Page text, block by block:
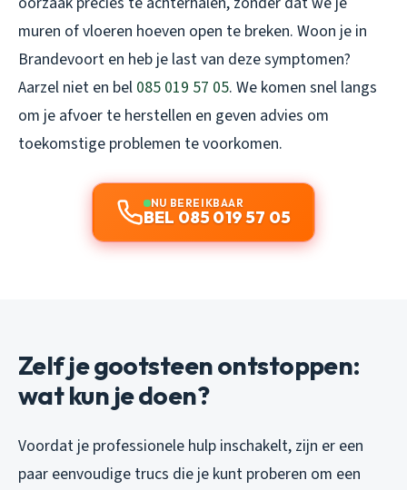
muren of vloeren hoeven open te breken. Woon je in
Brandevoort en heb je last van deze symptomen?
Aarzel niet en bel 085 019 57 05. We komen snel langs
om je afvoer te herstellen en geven advies om
toekomstige problemen te voorkomen.
NU BEREIKBAAR
BEL 085 019 57 05
Zelf je gootsteen ontstoppen:
wat kun je doen?
Voordat je professionele hulp inschakelt, zijn er een
paar eenvoudige trucs die je kunt proberen om een